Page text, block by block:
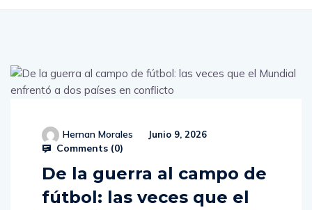
Hernan Morales Junio 9, 2026
Comments (0)
De la guerra al campo de
fútbol: las veces que el